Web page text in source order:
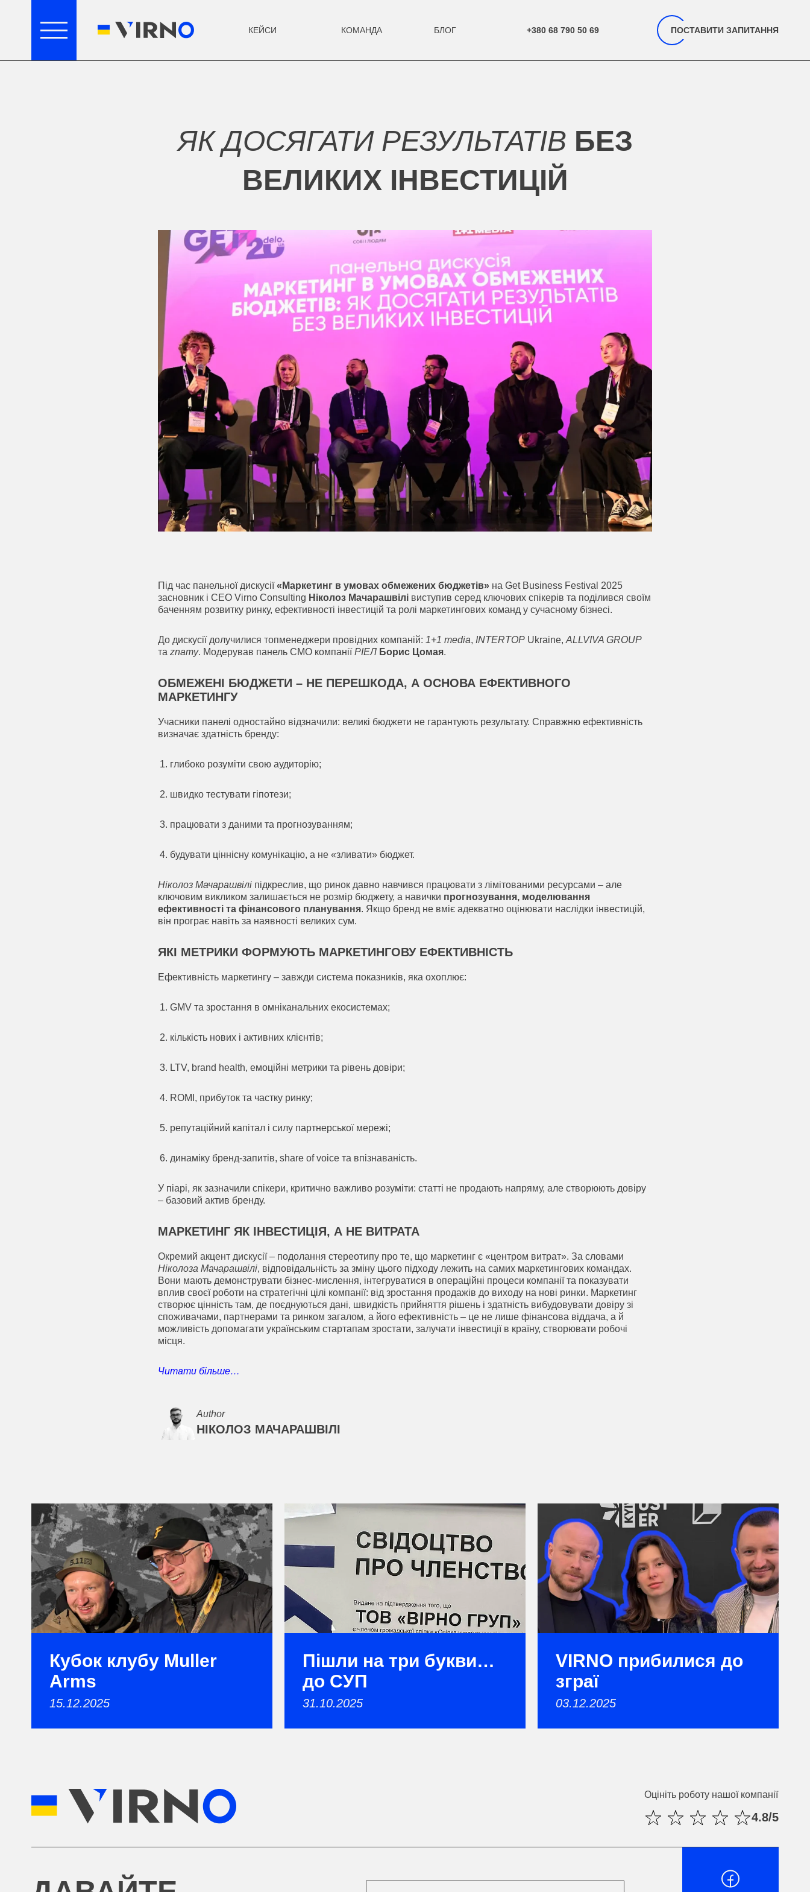
КЕЙСИ КОМАНДА БЛОГ +380 68 790 50 69 ПОСТАВИТИ ЗАПИТАННЯ
ЯК ДОСЯГАТИ РЕЗУЛЬТАТІВ БЕЗ
ВЕЛИКИХ ІНВЕСТИЦІЙ
Під час панельної дискусії«Маркетинг в умовах обмежених бюджетів»на Get Business Festival 2025
засновник і CEO Virno Consulting Ніколоз Мачарашвілівиступив серед ключових спікерів та поділився своїм
баченням розвитку ринку, ефективності інвестицій та ролі маркетингових команд у сучасному бізнесі.
До дискусії долучилися топменеджери провідних компаній: 1+1 media, INTERTOPUkraine, ALLVIVA GROUP
та znamy. Модерував панель СМО компаніїРІЕЛ Борис Цомая.
ОБМЕЖЕНІ БЮДЖЕТИ – НЕ ПЕРЕШКОДА, А ОСНОВА ЕФЕКТИВНОГО
МАРКЕТИНГУ
Учасники панелі одностайно відзначили: великі бюджети не гарантують результату. Справжню ефективність
визначає здатність бренду:
глибоко розуміти свою аудиторію;
швидко тестувати гіпотези;
працювати з даними та прогнозуванням;
будувати ціннісну комунікацію, а не «зливати» бюджет.
Ніколоз Мачарашвілі підкреслив, що ринок давно навчився працювати з лімітованими ресурсами – але
ключовим викликом залишається не розмір бюджету, а навички прогнозування, моделювання
ефективності та фінансового планування. Якщо бренд не вміє адекватно оцінювати наслідки інвестицій,
він програє навіть за наявності великих сум.
ЯКІ МЕТРИКИ ФОРМУЮТЬ МАРКЕТИНГОВУ ЕФЕКТИВНІСТЬ
Ефективність маркетингу – завжди система показників, яка охоплює:
GMV та зростання в омніканальних екосистемах;
кількість нових і активних клієнтів;
LTV, brand health, емоційні метрики та рівень довіри;
ROMI, прибуток та частку ринку;
репутаційний капітал і силу партнерської мережі;
динаміку бренд-запитів, share of voice та впізнаваність.
У піарі, як зазначили спікери, критично важливо розуміти: статті не продають напряму, але створюють довіру
– базовий актив бренду.
МАРКЕТИНГ ЯК ІНВЕСТИЦІЯ, А НЕ ВИТРАТА
Окремий акцент дискусії – подолання стереотипу про те, що маркетинг є «центром витрат». За словами
Ніколоза Мачарашвілі, відповідальність за зміну цього підходу лежить на самих маркетингових командах.
Вони мають демонструвати бізнес-мислення, інтегруватися в операційні процеси компанії та показувати
вплив своєї роботи на стратегічні цілі компанії: від зростання продажів до виходу на нові ринки. Маркетинг
створює цінність там, де поєднуються дані, швидкість прийняття рішень і здатність вибудовувати довіру зі
споживачами, партнерами та ринком загалом, а його ефективність – це не лише фінансова віддача, а й
можливість допомагати українським стартапам зростати, залучати інвестиції в країну, створювати робочі
місця.
Читати більше…
Author
НІКОЛОЗ МАЧАРАШВІЛІ
Кубок клубу Muller
Arms
15.12.2025
Пішли на три букви…
до СУП
31.10.2025
VIRNO прибилися до
зграї
03.12.2025
Оцініть роботу нашої компанії
4.8/5